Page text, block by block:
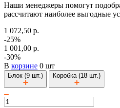
Наши менеджеры помогут
рассчитают наиболее выгодные
1 072,50 р.
-25%
1 001,00 р.
-30%
В корзине 0 шт
Блок (9 шт.) Коробка (18 шт.)